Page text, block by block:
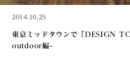
2014.10.25
東京ミッドタウンで「DESIGN
outdoor編-